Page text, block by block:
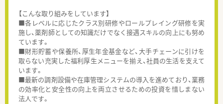
【こんな取り組みをしています】
■各レベルに応じたクラス別研修やロールプレイング研修を実
施し、薬剤師としての知識だけでなく接遇スキルの向上にも努め
ています。
■財形貯蓄や保養所、厚生年金基金など、大手チェーンに引けを
取らない充実した福利厚生メニューを揃え、社員の生活を支えて
います。
■最新の調剤設備や在庫管理システムの導入を進めており、業務
の効率化と安全性の向上を両立させるための投資を惜しまない
法人です。